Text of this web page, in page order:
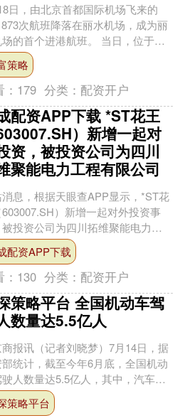
日，由北京首都国际机场飞来的
次航班降落在丽水机场，成为丽
的首个进港航班。 当日，位于浙
部的丽水机场正式通航，并同步
北京首都....
策略
179 分类： 配资开户
配资APP下载 *ST花王
603007.SH）新增一起对
资，被投资公司为四川
聚能电力工程有限公司
息，根据天眼查APP显示，*ST花
）新增一起对外投资事
投资公司为四川拓维聚能电力工
公司，法定代表人陈兴，投资占
配资APP下载
130 分类： 配资开户
策略平台 全国机动车驾
数量达5.5亿人
报讯（记者刘晓梦）7月14日，据
统计，截至今年6月底，全国机动
人数量达5.5亿人，其中，汽车驾
量为5.15亿人，占驾驶人总数的
策略平台